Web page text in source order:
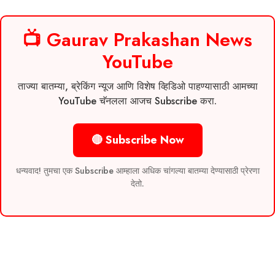
📺 Gaurav Prakashan News
YouTube
ताज्या बातम्या, ब्रेकिंग न्यूज आणि विशेष व्हिडिओ पाहण्यासाठी आमच्या
YouTube चॅनलला आजच Subscribe करा.
🔴 Subscribe Now
धन्यवाद! तुमचा एक Subscribe आम्हाला अधिक चांगल्या बातम्या देण्यासाठी प्रेरणा
देतो.